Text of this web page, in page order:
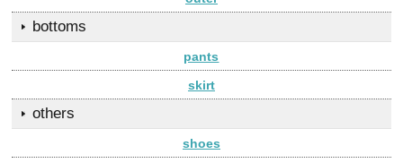
bottoms
pants
skirt
others
shoes